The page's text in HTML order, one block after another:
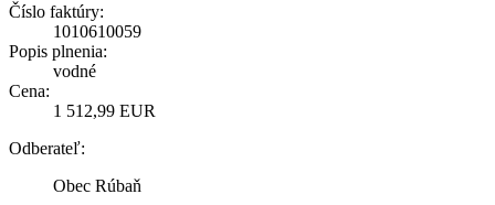
Číslo faktúry:
1010610059
Popis plnenia:
vodné
Cena:
1 512,99 EUR
Odberateľ:
Obec Rúbaň